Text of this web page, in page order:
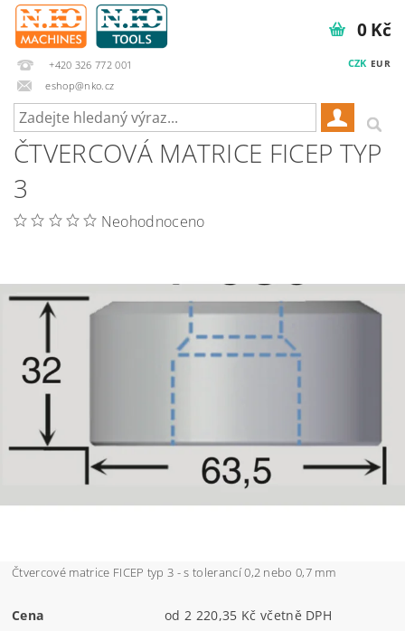
+420 326 772 001
eshop@nko.cz
CZK EUR
0 Kč
ČTVERCOVÁ MATRICE FICEP TYP
3
Neohodnoceno
Čtvercové matrice FICEP typ 3 - s tolerancí 0,2 nebo 0,7 mm
Cena od 2 220,35 Kč včetně DPH